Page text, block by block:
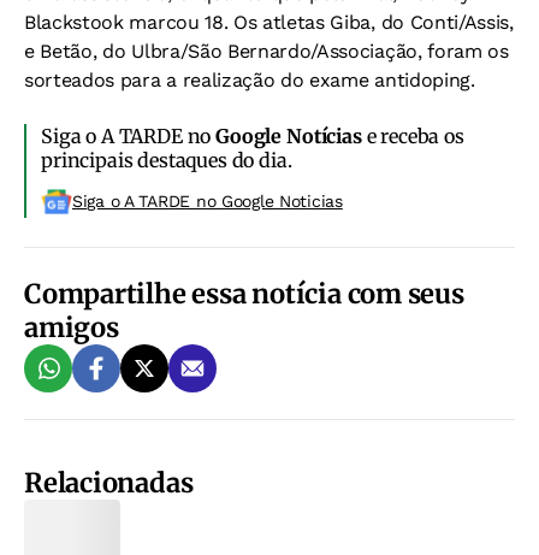
Blackstook marcou 18. Os atletas Giba, do Conti/Assis,
e Betão, do Ulbra/São Bernardo/Associação, foram os
sorteados para a realização do exame antidoping.
Siga o A TARDE noGoogle Notíciase receba os
principais destaques do dia.
Siga o A TARDE no Google Noticias
Compartilhe essa notícia com seus
amigos
Relacionadas